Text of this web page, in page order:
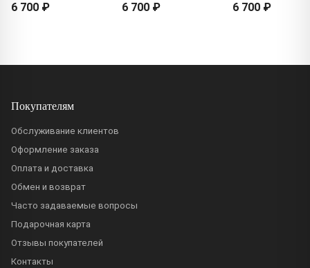
6 700 ₽
6 700 ₽
6 700 ₽
Покупателям
Обслуживание клиентов
Оформление заказа
Оплата и доставка
Обмен и возврат
Часто задаваемые вопросы
Подарочная карта
Отзывы покупателей
Контакты